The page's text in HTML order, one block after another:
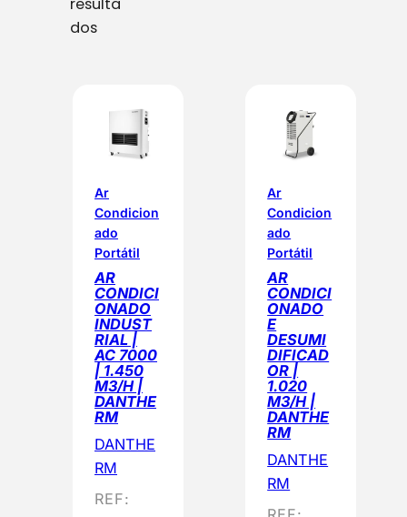
dosO
o
p
o
r
p
o
p
u
l
a
r
i
d
a
Ar
Condicion
ado
Portátil
AR
CONDICI
ONADO
INDUST
RIAL |
AC 7000
| 1.450
M3/H |
DANTHE
RM
DANTHE
RM
REF:
Ar
Condicion
ado
Portátil
AR
CONDICI
ONADO
E
DESUMI
DIFICAD
OR |
1.020
M3/H |
DANTHE
RM
DANTHE
RM